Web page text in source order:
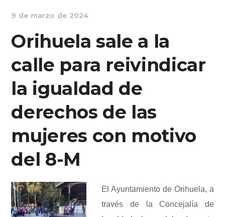
9 de marzo de 2024
Orihuela sale a la
calle para reivindicar
la igualdad de
derechos de las
mujeres con motivo
del 8-M
El Ayuntamiento de Orihuela, a
través de la Concejalía de